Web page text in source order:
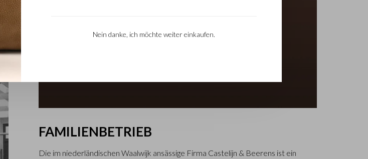
FAMILIENBETRIEB
Die im niederländischen Waalwijk ansässige Firma Castelijn & Beerens ist ein
Nein danke, ich möchte weiter einkaufen.